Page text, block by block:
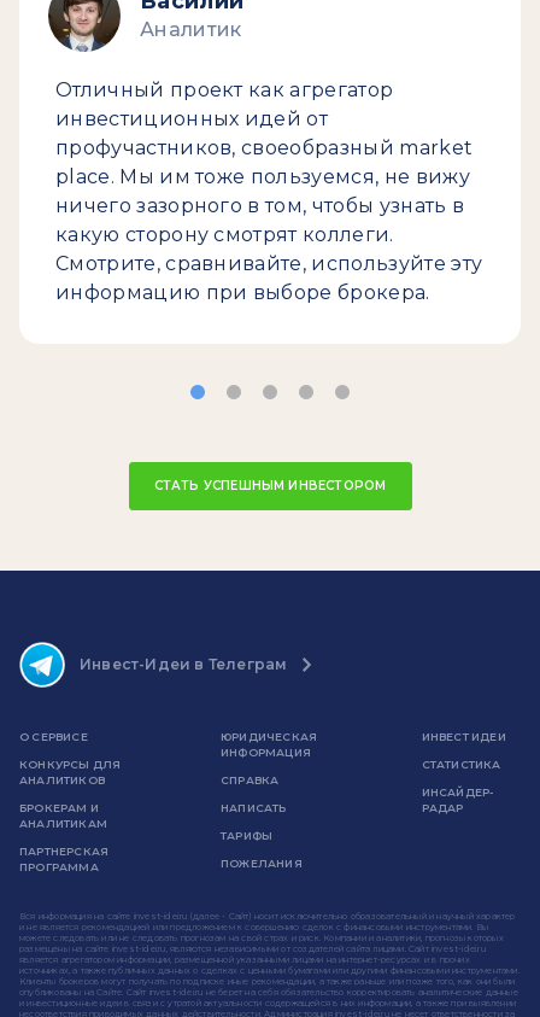
Аналитик
Отличный проект как агрегатор
инвестиционных идей от
профучастников, своеобразный market
place. Мы им тоже пользуемся, не вижу
ничего зазорного в том, чтобы узнать в
какую сторону смотрят коллеги.
Смотрите, сравнивайте, используйте эту
информацию при выборе брокера.
СТАТЬ УСПЕШНЫМ ИНВЕСТОРОМ
Инвест-Идеи в Телеграм
О СЕРВИСЕ
КОНКУРСЫ ДЛЯ
АНАЛИТИКОВ
БРОКЕРАМ И
АНАЛИТИКАМ
ПАРТНЕРСКАЯ
ПРОГРАММА
ЮРИДИЧЕСКАЯ
ИНФОРМАЦИЯ
СПРАВКА
НАПИСАТЬ
ТАРИФЫ
ПОЖЕЛАНИЯ
ИНВЕСТ ИДЕИ
СТАТИСТИКА
ИНСАЙДЕР-
РАДАР
Вся информация на сайте invest-idei.ru (далее - Сайт) носит исключительно образовательный и научный характер
и не является рекомендацией или предложением к совершению сделок с финансовыми инструментами. Вы
можете следовать или не следовать прогнозам на свой страх и риск. Компании и аналитики, прогнозы которых
размещены на сайте invest-idei.ru, являются независимыми от создателей сайта лицами. Сайт invest-idei.ru
является агрегатором информации, размещенной указанными лицами на интернет-ресурсах и в прочих
источниках, а также публичных данных о сделках с ценными бумагами или другими финансовыми инструментами.
Клиенты брокеров могут получать по подписке иные рекомендации, а также раньше или позже того, как они были
опубликованы на Сайте. Сайт invest-idei.ru не берет на себя обязательство корректировать аналитические данные
и инвестиционные идеи в связи с утратой актуальности содержащейся в них информации, а также при выявлении
несоответствия приводимых данных действительности. Администрация invest-idei.ru не несет ответственности за